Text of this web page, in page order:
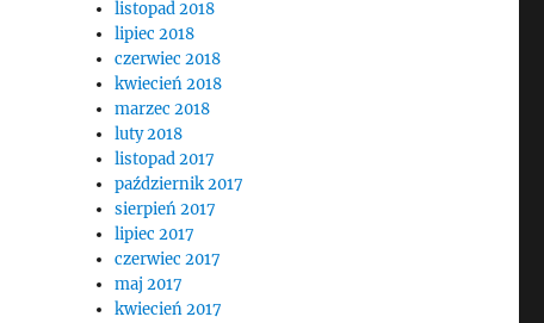
listopad 2018
lipiec 2018
czerwiec 2018
kwiecień 2018
marzec 2018
luty 2018
listopad 2017
październik 2017
sierpień 2017
lipiec 2017
czerwiec 2017
maj 2017
kwiecień 2017